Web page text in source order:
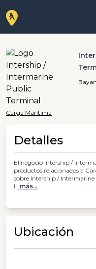
Carga Marítima
Detalles
El negocio Intership /
productos relacionados a
sobre Intership /
ll más...
Ubicación